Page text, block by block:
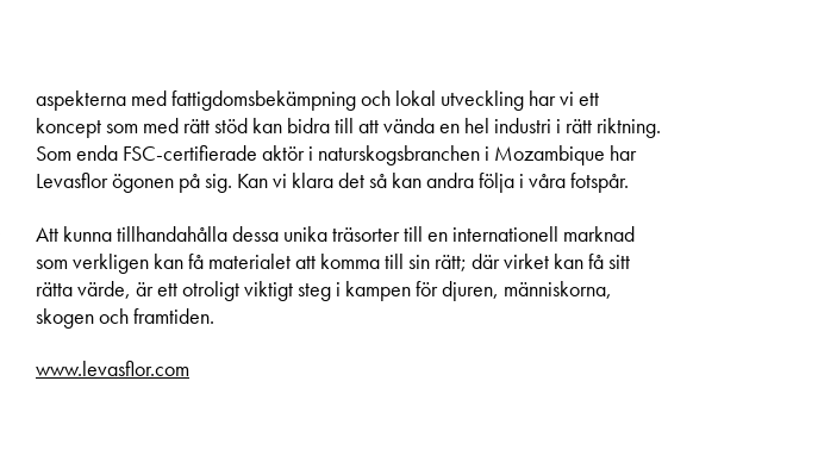
aspekterna med fattigdomsbekämpning och lokal utveckling har vi ett
koncept som med rätt stöd kan bidra till att vända en hel industri i rätt riktning.
Som enda FSC-certifierade aktör i naturskogsbranchen i Mozambique har
Levasflor ögonen på sig. Kan vi klara det så kan andra följa i våra fotspår.
Att kunna tillhandahålla dessa unika träsorter till en internationell marknad
som verkligen kan få materialet att komma till sin rätt; där virket kan få sitt
rätta värde, är ett otroligt viktigt steg i kampen för djuren, människorna,
skogen och framtiden.
www.levasflor.com